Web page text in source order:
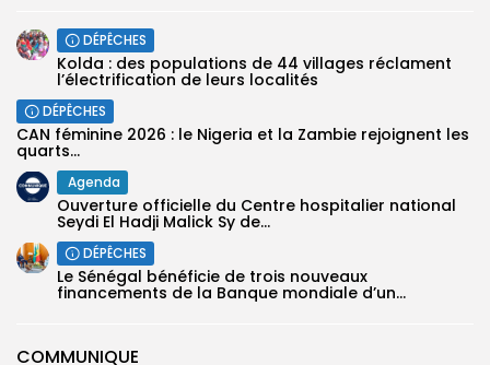
COMMUNIQUE
DÉPÊCHES
Kolda : des populations de 44 villages réclament
l’électrification de leurs localités
DÉPÊCHES
‎CAN féminine 2026 : le Nigeria et la Zambie rejoignent les
quarts...
Agenda
Ouverture officielle du Centre hospitalier national
Seydi El Hadji Malick Sy de...
DÉPÊCHES
Le Sénégal bénéficie de trois nouveaux
financements de la Banque mondiale d’un...